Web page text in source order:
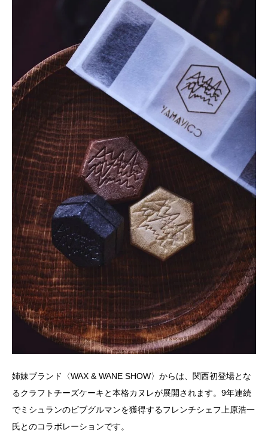
姉妹ブランド〈WAX & WANE SHOW〉からは、関西初登場とな
るクラフトチーズケーキと本格カヌレが展開されます。9年連続
でミシュランのビブグルマンを獲得するフレンチシェフ上原浩一
氏とのコラボレーションです。